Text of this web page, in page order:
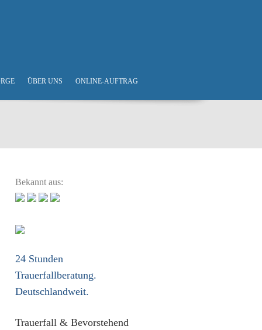
ÜBER UNS ONLINE-AUFTRAG
Bekannt aus:
24 Stunden
Trauerfallberatung.
Deutschlandweit.
Trauerfall & Bevorstehend